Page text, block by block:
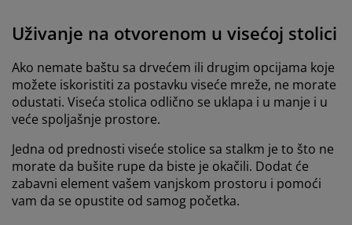
Uživanje na otvorenom u visećoj stolici
Ako nemate baštu sa drvećem ili drugim opcijama koje
možete iskoristiti za postavku viseće mreže, ne morate
odustati. Viseća stolica odlično se uklapa i u manje i u
veće spoljašnje prostore.
Jedna od prednosti viseće stolice sa stalkm je to što ne
morate da bušite rupe da biste je okačili. Dodat će
zabavni element vašem vanjskom prostoru i pomoći
vam da se opustite od samog početka.